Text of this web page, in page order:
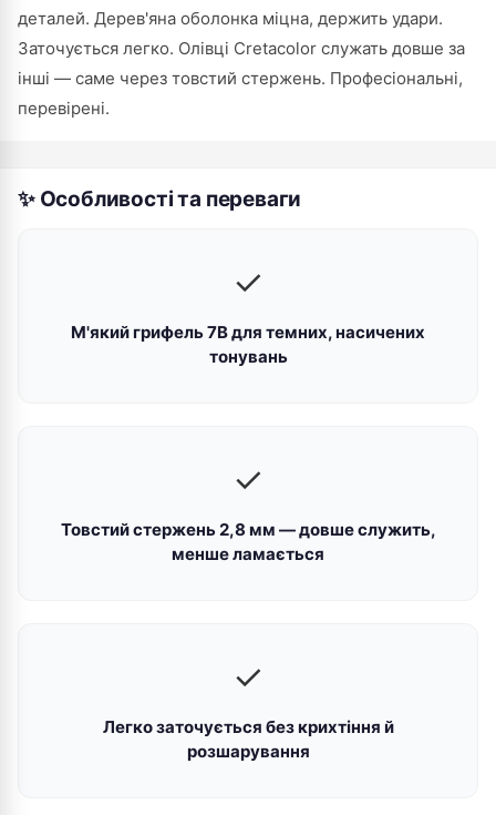
деталей. Дерев'яна оболонка міцна, держить удари.
Заточується легко. Олівці Cretacolor служать довше за
інші — саме через товстий стержень. Професіональні,
перевірені.
✨ Особливості та переваги
✓
М'який грифель 7B для темних, насичених
тонувань
✓
Товстий стержень 2,8 мм — довше служить,
менше ламається
✓
Легко заточується без крихтіння й
розшарування